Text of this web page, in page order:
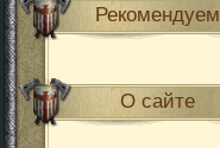
Рекомендуем
О сайте